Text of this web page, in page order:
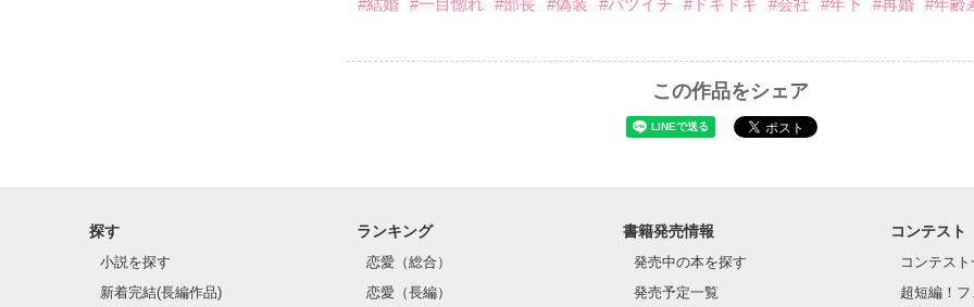
#結婚 #一目惚れ #部長 #偽装 #バツイチ #ドキドキ #会社 #年下 #再婚 #年齢
この作品をシェア
探す
小説を探す
新着完結(長編作品)
ランキング
恋愛（総合）
恋愛（長編）
書籍発売情報
発売中の本を探す
発売予定一覧
コンテスト
コンテスト
超短編！